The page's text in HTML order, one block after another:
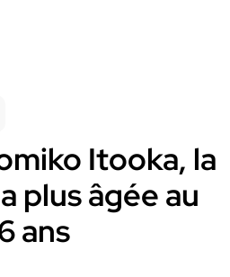
Itooka, la
plus âgée au
ans